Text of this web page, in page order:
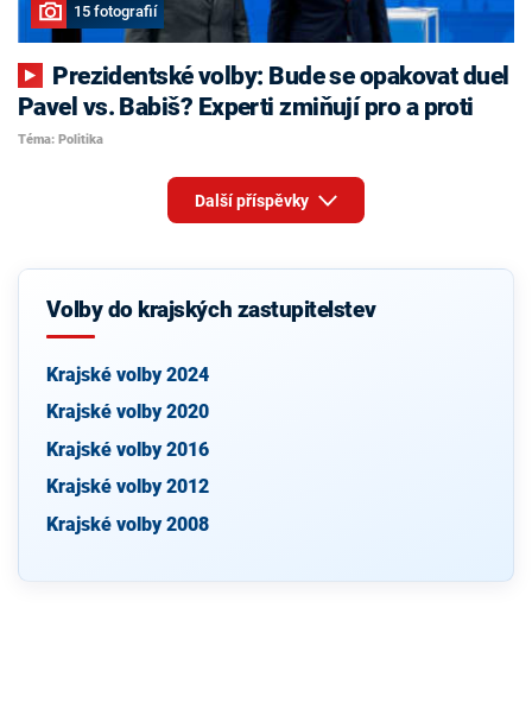
15 fotografií
Pavel vs. Babiš? Experti zmiňují pro a proti
Téma: Politika
Další příspěvky
Volby do krajských zastupitelstev
Krajské volby 2024
Krajské volby 2020
Krajské volby 2016
Krajské volby 2012
Krajské volby 2008